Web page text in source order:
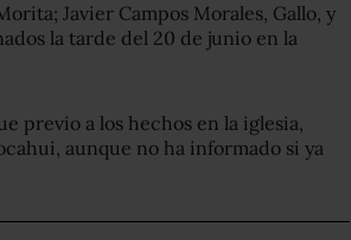
Javier Campos Morales, Gallo, y
la tarde del 20 de junio en la
previo a los hechos en la iglesia,
aunque no ha informado si ya